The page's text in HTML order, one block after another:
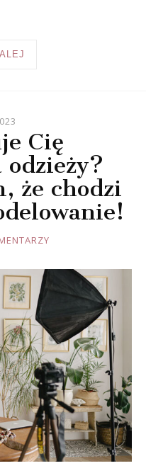
Cię
że chodzi